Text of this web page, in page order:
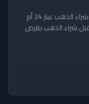
تعرف على أفضل عيار للادخار، وهل يفضل شراء الذهب عيار 24 أم
قبل شراء الذهب بغرض